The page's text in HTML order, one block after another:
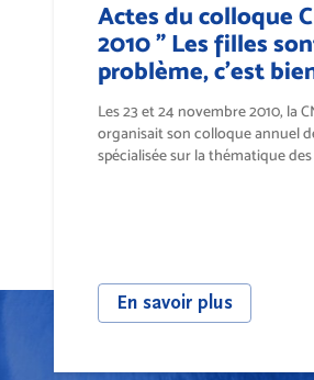
Actes du colloque
2010 " Les filles
problème, c'est
Les 23 et 24 novembre 2010, la
organisait son colloque annuel
spécialisée sur la thématique des
En savoir plus